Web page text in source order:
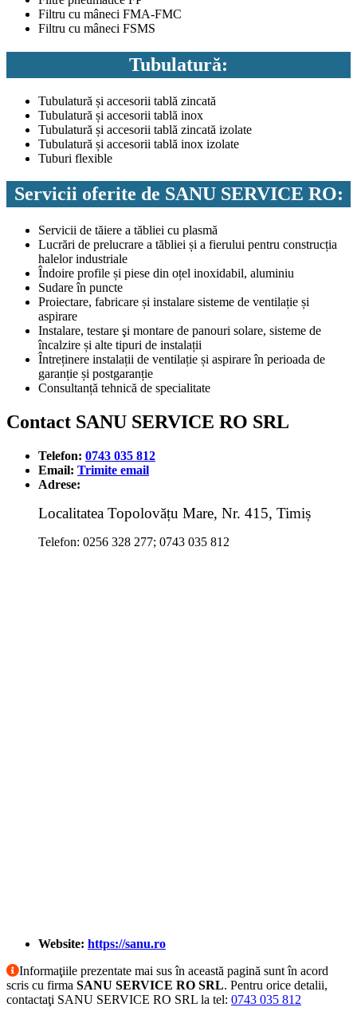
Filtru cu mâneci FMA-FMC
Filtru cu mâneci FSMS
Tubulatură:
Tubulatură și accesorii tablă zincată
Tubulatură și accesorii tablă inox
Tubulatură și accesorii tablă zincată izolate
Tubulatură și accesorii tablă inox izolate
Tuburi flexible
Servicii oferite de SANU SERVICE RO:
Servicii de tăiere a tăbliei cu plasmă
Lucrări de prelucrare a tăbliei și a fierului pentru construcția
halelor industriale
Îndoire profile și piese din oțel inoxidabil, aluminiu
Sudare în puncte
Proiectare, fabricare și instalare sisteme de ventilație și
aspirare
Instalare, testare şi montare de panouri solare, sisteme de
încalzire și alte tipuri de instalații
Întreținere instalații de ventilație și aspirare în perioada de
garanție și postgaranție
Consultanță tehnică de specialitate
Contact SANU SERVICE RO SRL
Telefon: 0743 035 812
Email: Trimite email
Adrese:
Localitatea Topolovățu Mare, Nr. 415, Timiș
Telefon: 0256 328 277; 0743 035 812
Website: https://sanu.ro
Informaţiile prezentate mai sus în această pagină sunt în acord
scris cu firma SANU SERVICE RO SRL. Pentru orice detalii,
contactaţi SANU SERVICE RO SRL la tel: 0743 035 812